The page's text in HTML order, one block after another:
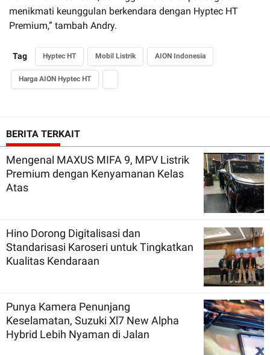
menikmati keunggulan berkendara dengan Hyptec HT
Premium,” tambah Andry.
Tag Hyptec HT Mobil Listrik AION Indonesia
Harga AION Hyptec HT
BERITA TERKAIT
Mengenal MAXUS MIFA 9, MPV Listrik
Premium dengan Kenyamanan Kelas
Atas
Hino Dorong Digitalisasi dan
Standarisasi Karoseri untuk Tingkatkan
Kualitas Kendaraan
Punya Kamera Penunjang
Keselamatan, Suzuki Xl7 New Alpha
Hybrid Lebih Nyaman di Jalan